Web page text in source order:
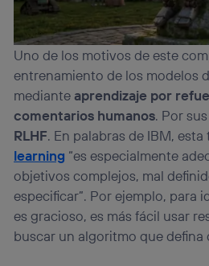
Uno de los motivos de este
entrenamiento de los modelos
mediante aprendizaje por
comentarios humanos. Por
RLHF. En palabras de IBM,
learning “es especialmente
objetivos complejos, mal
especificar”. Por ejemplo, para
es gracioso, es más fácil usar
buscar un algoritmo que defina